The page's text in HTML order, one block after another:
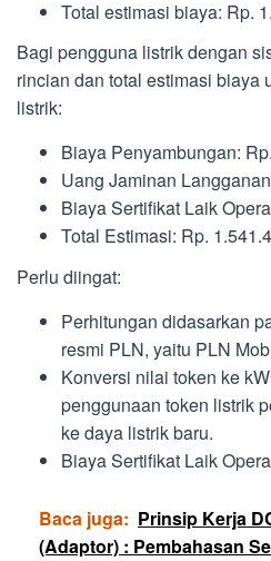
Total estimasi biaya: Rp.
Bagi pengguna listrik dengan
rincian dan total estimasi biaya
listrik:
Biaya Penyambungan:
Uang Jaminan
Biaya Sertifikat Laik
Total Estimasi: Rp.
Perlu diingat:
Perhitungan didasarkan
resmi PLN, yaitu PLN
Konversi nilai token ke
penggunaan token listrik
ke daya listrik baru.
Biaya Sertifikat Laik
Baca juga: Prinsip Kerja
(Adaptor) : Pembahasan